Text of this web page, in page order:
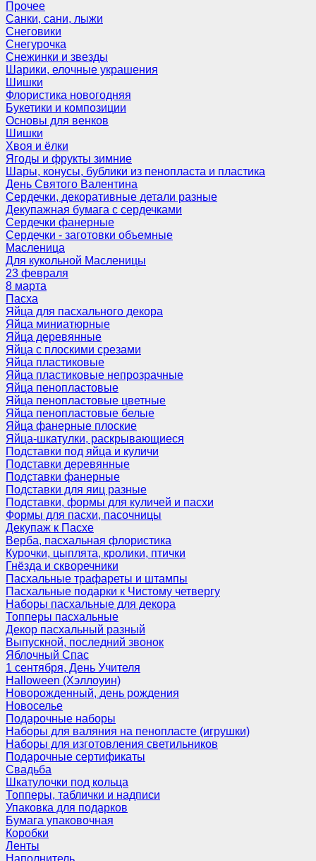
Прочее
Санки, сани, лыжи
Снеговики
Снегурочка
Снежинки и звезды
Шарики, елочные украшения
Шишки
Флористика новогодняя
Букетики и композиции
Основы для венков
Шишки
Хвоя и ёлки
Ягоды и фрукты зимние
Шары, конусы, бублики из пенопласта и пластика
День Святого Валентина
Сердечки, декоративные детали разные
Декупажная бумага с сердечками
Сердечки фанерные
Сердечки - заготовки объемные
Масленица
Для кукольной Масленицы
23 февраля
8 марта
Пасха
Яйца для пасхального декора
Яйца миниатюрные
Яйца деревянные
Яйца с плоскими срезами
Яйца пластиковые
Яйца пластиковые непрозрачные
Яйца пенопластовые
Яйца пенопластовые цветные
Яйца пенопластовые белые
Яйца фанерные плоские
Яйца-шкатулки, раскрывающиеся
Подставки под яйца и куличи
Подставки деревянные
Подставки фанерные
Подставки для яиц разные
Подставки, формы для куличей и пасхи
Формы для пасхи, пасочницы
Декупаж к Пасхе
Верба, пасхальная флористика
Курочки, цыплята, кролики, птички
Гнёзда и скворечники
Пасхальные трафареты и штампы
Пасхальные подарки к Чистому четвергу
Наборы пасхальные для декора
Топперы пасхальные
Декор пасхальный разный
Выпускной, последний звонок
Яблочный Спас
1 сентября, День Учителя
Halloween (Хэллоуин)
Новорожденный, день рождения
Новоселье
Подарочные наборы
Наборы для валяния на пенопласте (игрушки)
Наборы для изготовления светильников
Подарочные сертификаты
Свадьба
Шкатулочки под кольца
Топперы, таблички и надписи
Упаковка для подарков
Бумага упаковочная
Коробки
Ленты
Наполнитель